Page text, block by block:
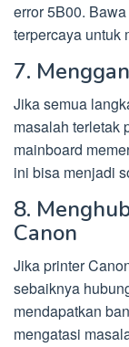
error 5B00.
terpercaya untuk
7.
Jika semua
masalah terletak
mainboard
ini bisa menjadi
8.
Canon
Jika printer
sebaiknya
mendapatkan
mengatasi